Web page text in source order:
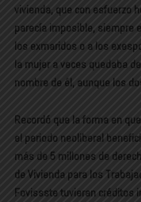
vivienda, que con esfuerzo
parecía imposible, siempre
los exmaridos o a los
la mujer a veces quedaba
nombre de él, aunque los
Recordó que la forma en
el periodo neoliberal
más de 5 millones de
de Vivienda para los
Fovissste tuvieran créditos